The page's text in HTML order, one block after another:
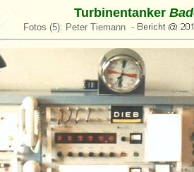
Turbinentanker
Fotos (5): Peter Tiemann -